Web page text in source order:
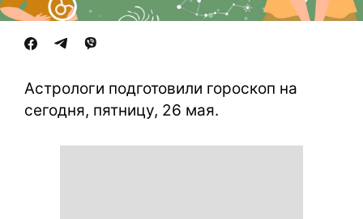
Астрологи подготовили гороскоп на
сегодня, пятницу, 26 мая.